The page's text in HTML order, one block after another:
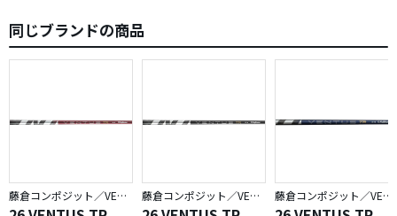
同じブランドの商品
藤倉コンポジット／VENTUS 藤倉コンポジット／VENTUS 藤倉コンポジット／VENTUS